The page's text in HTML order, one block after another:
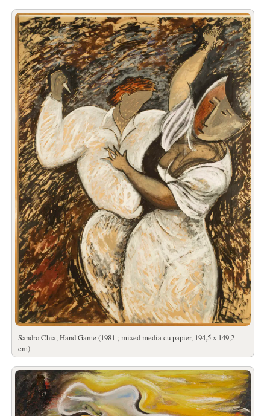
Sandro Chia, Hand Game (1981 ; mixed media cu papier, 194,5 x 149,2
cm)